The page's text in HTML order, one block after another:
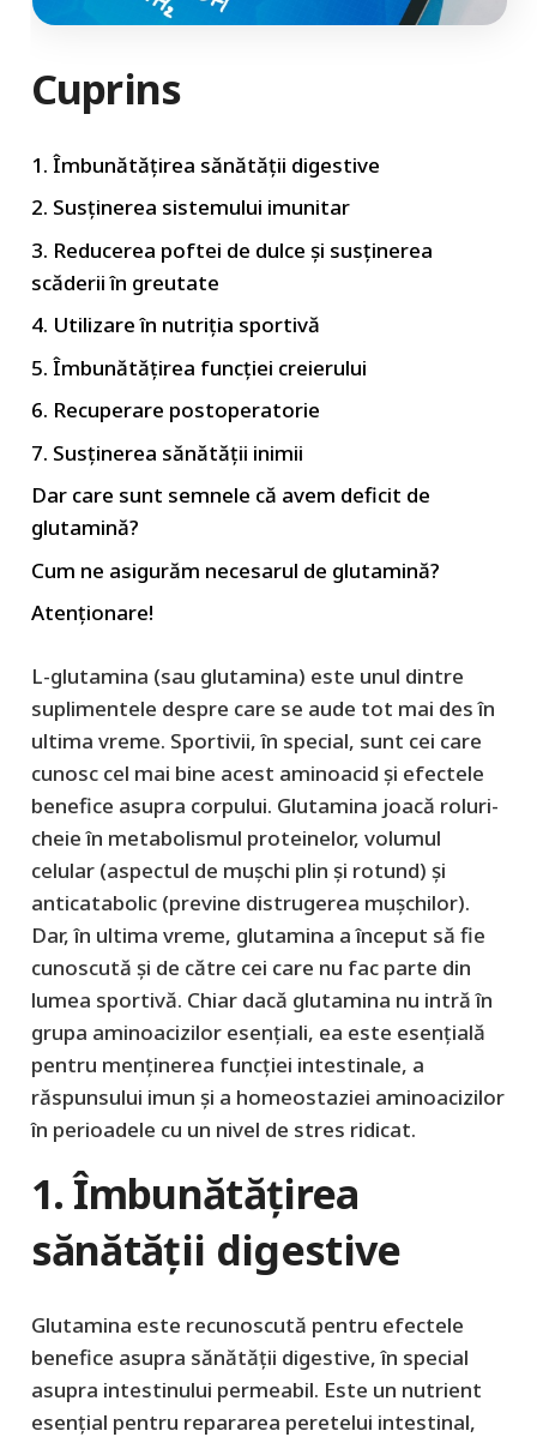
Cuprins
1. Îmbunătățirea sănătății digestive
2. Susținerea sistemului imunitar
3. Reducerea poftei de dulce și susținerea
scăderii în greutate
4. Utilizare în nutriția sportivă
5. Îmbunătățirea funcției creierului
6. Recuperare postoperatorie
7. Susținerea sănătății inimii
Dar care sunt semnele că avem deficit de
glutamină?
Cum ne asigurăm necesarul de glutamină?
Atenționare!
L-glutamina (sau glutamina) este unul dintre
suplimentele despre care se aude tot mai des în
ultima vreme. Sportivii, în special, sunt cei care
cunosc cel mai bine acest aminoacid și efectele
benefice asupra corpului. Glutamina joacă roluri-
cheie în metabolismul proteinelor, volumul
celular (aspectul de mușchi plin și rotund) și
anticatabolic (previne distrugerea mușchilor).
Dar, în ultima vreme, glutamina a început să fie
cunoscută și de către cei care nu fac parte din
lumea sportivă. Chiar dacă glutamina nu intră în
grupa aminoacizilor esențiali, ea este esențială
pentru menținerea funcției intestinale, a
răspunsului imun și a homeostaziei aminoacizilor
în perioadele cu un nivel de stres ridicat.
1. Îmbunătățirea
sănătății digestive
Glutamina este recunoscută pentru efectele
benefice asupra sănătății digestive, în special
asupra intestinului permeabil. Este un nutrient
esențial pentru repararea peretelui intestinal,